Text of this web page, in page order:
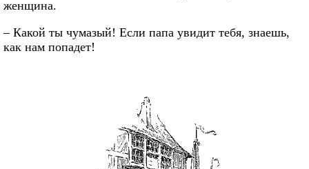
женщина.
– Какой ты чумазый! Если папа увидит тебя, знаешь,
как нам попадет!